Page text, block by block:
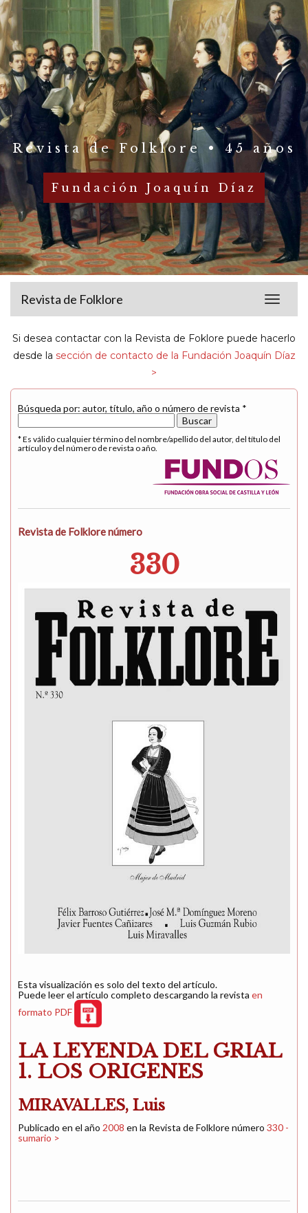
Revista de Folklore • 45 años
Fundación Joaquín Díaz
Toggle
Revista de Folklore
Si desea contactar con la Revista de Foklore puede hacerlo
desde la sección de contacto de la Fundación Joaquín Díaz
>
Búsqueda por: autor, título, año o número de revista *
* Es válido cualquier término del nombre/apellido del autor, del título del
artículo y del número de revista o año.
Revista de Folklore número
330
Esta visualización es solo del texto del artículo.
Puede leer el artículo completo descargando la revista en
formato PDF
LA LEYENDA DEL GRIAL
1. LOS ORIGENES
MIRAVALLES, Luis
Publicado en el año 2008 en la Revista de Folklore número 330 -
sumario >